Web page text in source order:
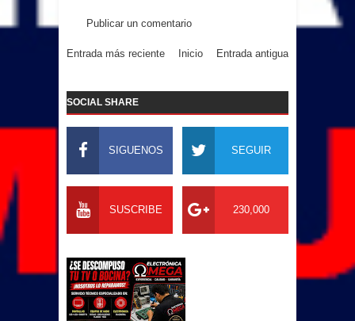
Publicar un comentario
Entrada más reciente Entrada antigua
Inicio
SOCIAL SHARE
SIGUENOS SEGUIR
SUSCRIBE 230,000